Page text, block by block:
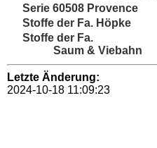
Serie 60508 Provence
Stoffe der Fa. Höpke
Stoffe der Fa.
Saum & Viebahn
Letzte Änderung:
2024-10-18 11:09:23